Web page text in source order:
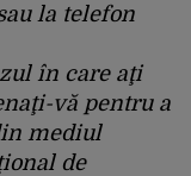
la telefon
în care aţi
vă pentru a
mediul
de